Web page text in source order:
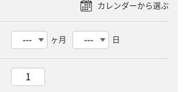
ヶ月 日